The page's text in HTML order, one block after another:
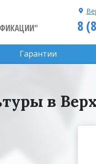
8
Гарантии
в